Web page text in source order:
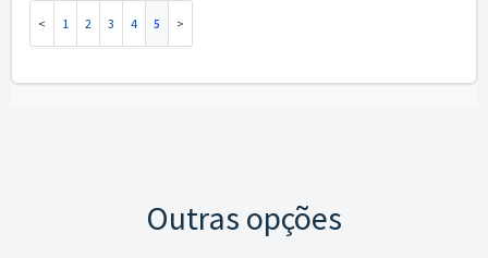
1 2 3 4 5
Outras opções